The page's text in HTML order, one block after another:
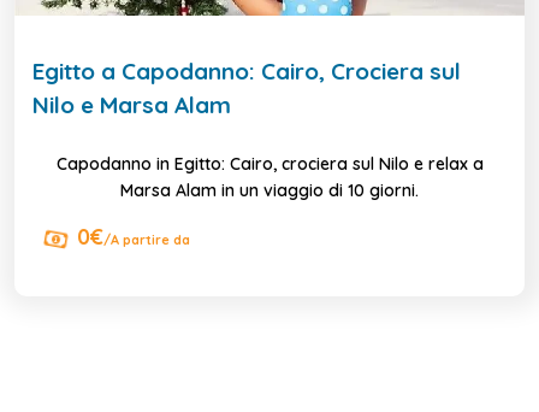
Egitto a Capodanno: Cairo, Crociera sul
Nilo e Marsa Alam
Capodanno in Egitto: Cairo, crociera sul Nilo e relax a
Marsa Alam in un viaggio di 10 giorni.
0€/A partire da